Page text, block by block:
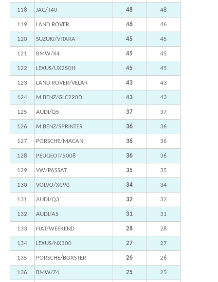
118 JAC/T40 48 48
119 LAND ROVER 46 46
120 SUZUKI/VITARA 45 45
121 BMW/X4 45 45
122 LEXUS/UX250H 45 45
123 LAND ROVER/VELAR 43 43
124 M.BENZ/GLC220D 43 43
125 AUDI/Q5 37 37
126 M.BENZ/SPRINTER 36 36
127 PORSCHE/MACAN 36 36
128 PEUGEOT/5008 36 36
129 VW/PASSAT 35 35
130 VOLVO/XC90 34 34
131 AUDI/Q3 32 32
132 AUDI/A5 31 31
133 FIAT/WEEKEND 28 28
134 LEXUS/NX300 27 27
135 PORSCHE/BOXSTER 26 26
136 BMW/Z4 25 25